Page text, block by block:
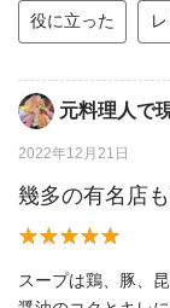
役に立った
元料理人で
2022年12月21日
幾多の有名店
スープは鶏、豚、